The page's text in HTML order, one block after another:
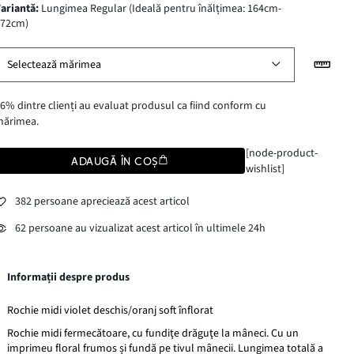
variantă: Lungimea Regular (Ideală pentru înălțimea: 164cm-
Selectează mărimea
dintre clienți au evaluat produsul ca fiind conform cu
ADAUGĂ ÎN COȘ
[node-product-
wishlist]
382 persoane apreciează acest articol
62 persoane au vizualizat acest articol în ultimele 24h
Informații despre produs
Rochie midi violet deschis/oranj soft înflorat
Rochie midi fermecătoare, cu fundiţe drăguţe la mâneci. Cu un
imprimeu floral frumos și fundă pe tivul mânecii. Lungimea totală a